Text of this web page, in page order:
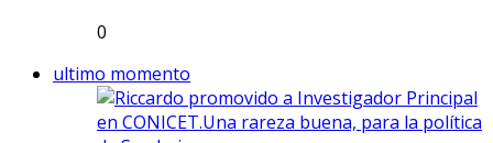
0
ultimo momento